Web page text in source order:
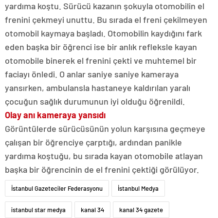
yardıma koştu. Sürücü kazanın şokuyla otomobilin el
frenini çekmeyi unuttu. Bu sırada el freni çekilmeyen
otomobil kaymaya başladı. Otomobilin kaydığını fark
eden başka bir öğrenci ise bir anlık refleksle kayan
otomobile binerek el frenini çekti ve muhtemel bir
faciayı önledi. O anlar saniye saniye kameraya
yansırken, ambulansla hastaneye kaldırılan yaralı
çocuğun sağlık durumunun iyi olduğu öğrenildi.
Olay anı kameraya yansıdı
Görüntülerde sürücüsünün yolun karşısına geçmeye
çalışan bir öğrenciye çarptığı, ardından panikle
yardıma koştuğu, bu sırada kayan otomobile atlayan
başka bir öğrencinin de el frenini çektiği görülüyor.
İstanbul Gazeteciler Federasyonu İstanbul Medya
istanbul star medya kanal 34 kanal 34 gazete